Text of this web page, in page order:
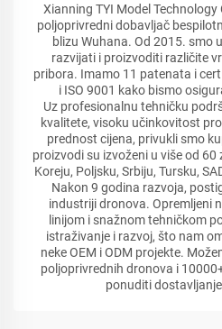
Xianning TYI Model
poljoprivredni dobavljač
blizu Wuhana. Od 2015. smo
razvijati i proizvoditi različite
pribora. Imamo 11 patenata i
i ISO 9001 kako bismo
Uz profesionalnu tehničku
kvalitete, visoku učinkovitost
prednost cijena, privukli smo
proizvodi su izvoženi u više od
Koreju, Poljsku, Srbiju, Tursku,
Nakon 9 godina razvoja,
industriji dronova. Opremljeni
linijom i snažnom tehničkom
istraživanje i razvoj, što nam
neke OEM i ODM projekte.
poljoprivrednih dronova i
ponuditi